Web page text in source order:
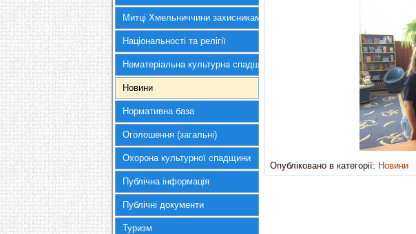
Митці Хмельниччини захисникам України
Національності та релігії
Нематеріальна культурна спадщина
Новини
Нормативна база
Оголошення (загальні)
Охорона культурної спадщини
Публічна інформація
Публічні документи
Туризм
Опубліковано в категорії: Новини